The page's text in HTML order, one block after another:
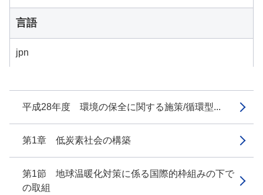
平成28年度 環境の保全に関する施策/循環型...
第1章 低炭素社会の構築
第1節 地球温暖化対策に係る国際的枠組みの下で
の取組
言語
jpn